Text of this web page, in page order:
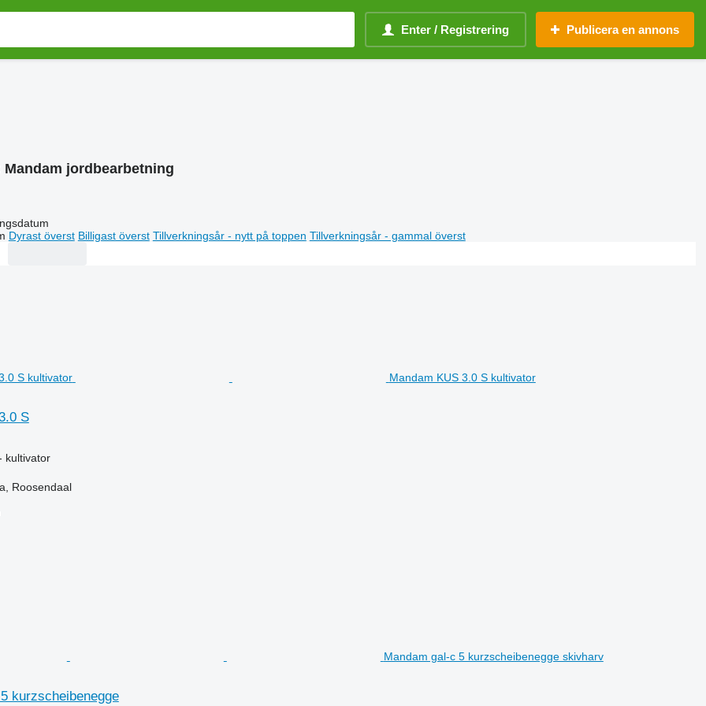
Enter / Registrering Publicera en annons
Mandam jordbearbetning
Dyrast överst Billigast överst Tillverkningsår - nytt på toppen Tillverkningsår - gammal överst
Mandam KUS 3.0 S kultivator
S
kultivator
Roosendaal
Mandam gal-c 5 kurzscheibenegge skivharv
kurzscheibenegge